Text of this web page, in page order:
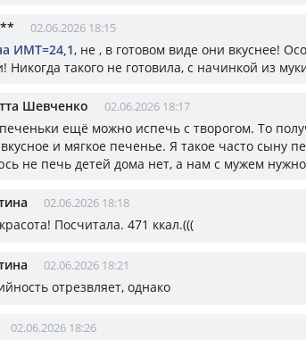
02.06.2026 18:15
ИМТ=24,1, не , в готовом виде они вкуснее!
Никогда такого не готовила, с начинкой из
Шевченко 02.06.2026 18:17
ещё можно испечь с творогом. То
и мягкое печенье. Я такое часто сыну
не печь детей дома нет, а нам с мужем нужно
02.06.2026 18:18
Посчитала. 471 ккал.(((
02.06.2026 18:21
отрезвляет, однако
02.06.2026 18:26